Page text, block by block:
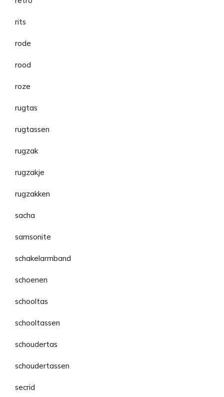
rits
rode
rood
roze
rugtas
rugtassen
rugzak
rugzakje
rugzakken
sacha
samsonite
schakelarmband
schoenen
schooltas
schooltassen
schoudertas
schoudertassen
secrid